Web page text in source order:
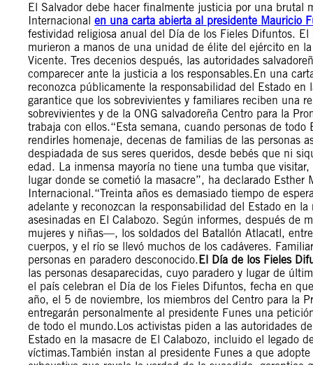
El Salvador debe hacer finalmente justicia por una brutal
Internacional en una carta abierta al presidente Mauricio
festividad religiosa anual del Día de los Fieles Difuntos.
murieron a manos de una unidad de élite del ejército en
Vicente. Tres decenios después, las autoridades
comparecer ante la justicia a los responsables.En una
reconozca públicamente la responsabilidad del Estado
garantice que los sobrevivientes y familiares reciben una
sobrevivientes y de la ONG salvadoreña Centro para la
trabaja con ellos.“Esta semana, cuando personas de
rendirles homenaje, decenas de familias de las personas
despiadada de sus seres queridos, desde bebés que ni
edad. La inmensa mayoría no tiene una tumba que
lugar donde se cometió la masacre”, ha declarado
Internacional.“Treinta años es demasiado tiempo de
adelante y reconozcan la responsabilidad del Estado en
asesinadas en El Calabozo. Según informes, después de
mujeres y niñas—, los soldados del Batallón Atlacatl,
cuerpos, y el río se llevó muchos de los cadáveres.
personas en paradero desconocido.El Día de los Fieles
las personas desaparecidas, cuyo paradero y lugar de
el país celebran el Día de los Fieles Difuntos, fecha en
año, el 5 de noviembre, los miembros del Centro para la
entregarán personalmente al presidente Funes una
de todo el mundo.Los activistas piden a las autoridades
Estado en la masacre de El Calabozo, incluido el legado
víctimas.También instan al presidente Funes a que